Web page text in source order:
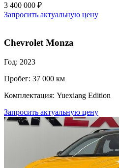
3 400 000 ₽
Запросить актуальную цену
Chevrolet Monza
Год: 2023
Пробег: 37 000 км
Комплектация: Yuexiang Edition
Запросить актуальную цену